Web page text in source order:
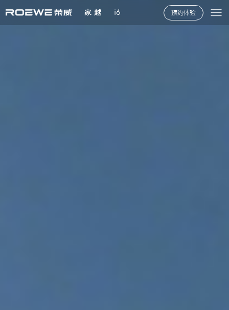
家 越 i6 预约体验
i5 立即订购 预约体验